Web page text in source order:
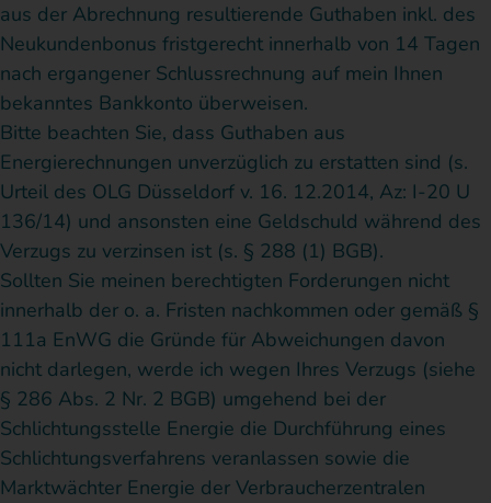
aus der Abrechnung resultierende Guthaben inkl. des
Neukundenbonus fristgerecht innerhalb von 14 Tagen
nach ergangener Schlussrechnung auf mein Ihnen
bekanntes Bankkonto überweisen.
Bitte beachten Sie, dass Guthaben aus
Energierechnungen unverzüglich zu erstatten sind (s.
Urteil des OLG Düsseldorf v. 16. 12.2014, Az: I-20 U
136/14) und ansonsten eine Geldschuld während des
Verzugs zu verzinsen ist (s. § 288 (1) BGB).
Sollten Sie meinen berechtigten Forderungen nicht
innerhalb der o. a. Fristen nachkommen oder gemäß §
111a EnWG die Gründe für Abweichungen davon
nicht darlegen, werde ich wegen Ihres Verzugs (siehe
§ 286 Abs. 2 Nr. 2 BGB) umgehend bei der
Schlichtungsstelle Energie die Durchführung eines
Schlichtungsverfahrens veranlassen sowie die
Marktwächter Energie der Verbraucherzentralen